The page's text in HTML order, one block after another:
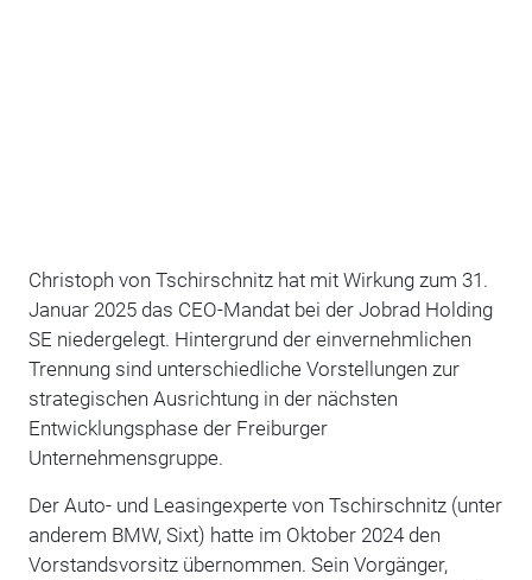
Christoph von Tschirschnitz hat mit Wirkung zum 31.
Januar 2025 das CEO-Mandat bei der Jobrad Holding
SE niedergelegt. Hintergrund der einvernehmlichen
Trennung sind unterschiedliche Vorstellungen zur
strategischen Ausrichtung in der nächsten
Entwicklungsphase der Freiburger
Unternehmensgruppe.
Der Auto- und Leasingexperte von Tschirschnitz (unter
anderem BMW, Sixt) hatte im Oktober 2024 den
Vorstandsvorsitz übernommen. Sein Vorgänger,